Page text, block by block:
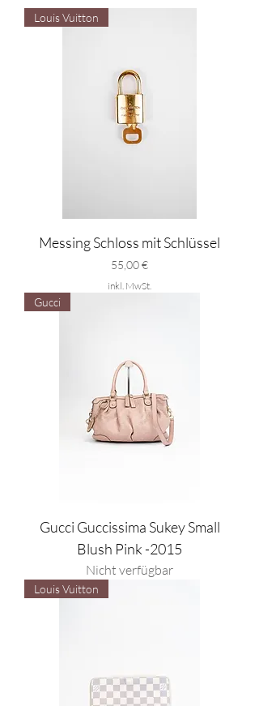
Louis Vuitton
Messing Schloss mit Schlüssel
Preis
55,00 €
inkl. MwSt.
Gucci
Gucci Guccissima Sukey Small
Blush Pink -2015
Nicht verfügbar
Louis Vuitton